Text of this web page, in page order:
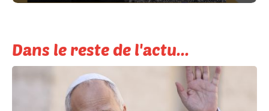
Dans le reste de l'actu...